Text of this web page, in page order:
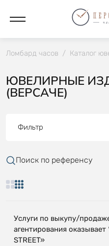
Ломбард часов / Каталог
ЮВЕЛИРНЫЕ
(ВЕРСАЧЕ)
Фильтр
Поиск по референсу
Услуги по выкупу/
агентирования оказывает
STREET»